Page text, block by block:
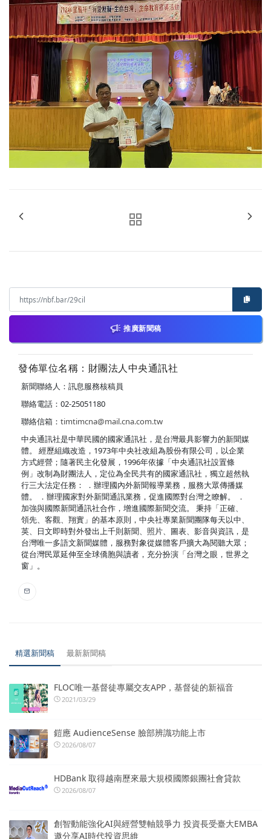
推廣新聞稿
發佈單位名稱：財團法人中央通訊社
新聞聯絡人：訊息服務核稿員
聯絡電話：02-25051180
聯絡信箱： timtimcna@mail.cna.com.tw
中央通訊社是中華民國的國家通訊社，是台灣最具影響力的新聞媒
體。 經歷組織改造，1973年中央社改組為股份有限公司，以企業
方式經營；隨著民主化發展，1996年依據「中央通訊社設置條
例」改制為財團法人，定位為全民共有的國家通訊社，獨立超然執
行三大法定任務： ．辦理國內外新聞報導業務，服務大眾傳播媒
體。 ．辦理國家對外新聞通訊業務，促進國際對台灣之瞭解。 ．
加強與國際新聞通訊社合作，增進國際新聞交流。 秉持「正確、
領先、客觀、翔實」的基本原則，中央社專業新聞團隊每天以中、
英、日文即時對外發出上千則新聞、照片、圖表、影音與資訊，是
台灣唯一多語文新聞媒體，服務對象從媒體客戶擴大為閱聽大眾；
從台灣民眾延伸至全球僑胞與讀者，充分扮演「台灣之眼，世界之
窗」。
精選新聞稿 最新新聞稿
FLOC唯一基督徒專屬交友APP，基督徒的新福音
2021/03/29
鎧應 AudienceSense 臉部辨識功能上市
2026/08/07
HDBank 取得越南歷來最大規模國際銀團社會貸款
2026/08/07
創智動能強化AI與經營雙軸競爭力 投資長受臺大EMBA
邀分享AI時代投資思維